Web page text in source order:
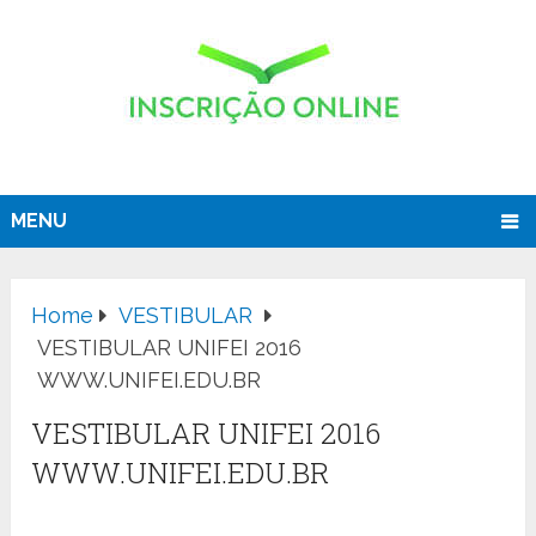
MENU
Home
VESTIBULAR
VESTIBULAR UNIFEI 2016
WWW.UNIFEI.EDU.BR
VESTIBULAR UNIFEI 2016
WWW.UNIFEI.EDU.BR